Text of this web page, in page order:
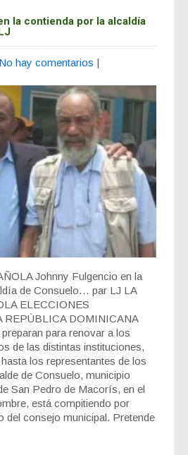
la contienda por la alcaldía
No hay comentarios |
Johnny Fulgencio en la
de Consuelo… par LJ LA
ELECCIONES
REPÚBLICA DOMINICANA
para renovar a los
de las distintas instituciones,
los representantes de los
de Consuelo, municipio
San Pedro de Macorís, en el
está compitiendo por
del consejo municipal. Pretende